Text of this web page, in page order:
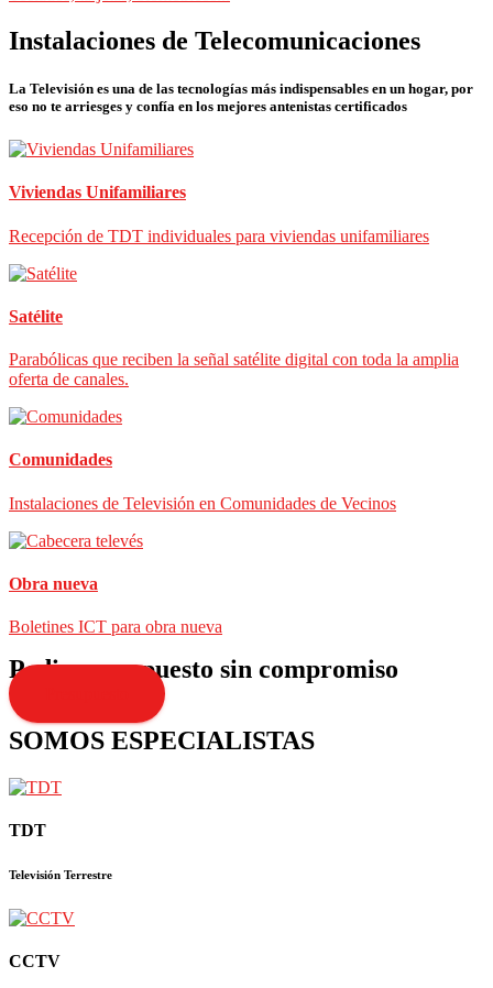
Instalaciones de Telecomunicaciones
La Televisión es una de las tecnologías más indispensables en un hogar, por
eso no te arriesges y confía en los mejores antenistas certificados
Viviendas Unifamiliares
Recepción de TDT individuales para viviendas unifamiliares
Satélite
Parabólicas que reciben la señal satélite digital con toda la amplia
oferta de canales.
Comunidades
Instalaciones de Televisión en Comunidades de Vecinos
Obra nueva
Boletines ICT para obra nueva
Pedir presupuesto sin compromiso
SOMOS ESPECIALISTAS
TDT
Televisión Terrestre
CCTV